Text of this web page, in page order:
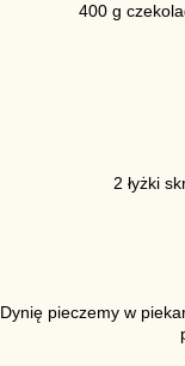
400 g
2 łyżki
Dynię pieczemy w